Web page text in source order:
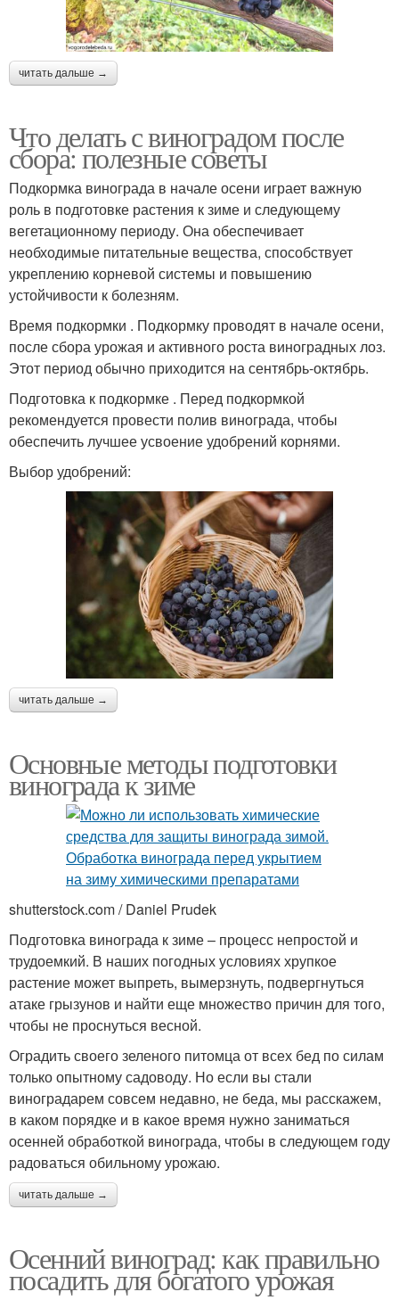
читать дальше →
Что делать с виноградом после
сбора: полезные советы
Подкормка винограда в начале осени играет важную
роль в подготовке растения к зиме и следующему
вегетационному периоду. Она обеспечивает
необходимые питательные вещества, способствует
укреплению корневой системы и повышению
устойчивости к болезням.
Время подкормки . Подкормку проводят в начале осени,
после сбора урожая и активного роста виноградных лоз.
Этот период обычно приходится на сентябрь-октябрь.
Подготовка к подкормке . Перед подкормкой
рекомендуется провести полив винограда, чтобы
обеспечить лучшее усвоение удобрений корнями.
Выбор удобрений:
читать дальше →
Основные методы подготовки
винограда к зиме
shutterstock.com / Daniel Prudek
Подготовка винограда к зиме – процесс непростой и
трудоемкий. В наших погодных условиях хрупкое
растение может выпреть, вымерзнуть, подвергнуться
атаке грызунов и найти еще множество причин для того,
чтобы не проснуться весной.
Оградить своего зеленого питомца от всех бед по силам
только опытному садоводу. Но если вы стали
виноградарем совсем недавно, не беда, мы расскажем,
в каком порядке и в какое время нужно заниматься
осенней обработкой винограда, чтобы в следующем году
радоваться обильному урожаю.
читать дальше →
Осенний виноград: как правильно
посадить для богатого урожая